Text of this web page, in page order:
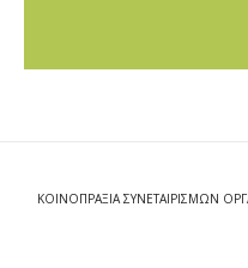
ΚΟΙΝΟΠΡΑΞΙΑ ΣΥΝΕΤΑΙΡΙΣΜΩΝ